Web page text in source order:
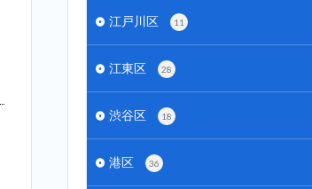
江戸川区 11
江東区 28
渋谷区 18
港区 36